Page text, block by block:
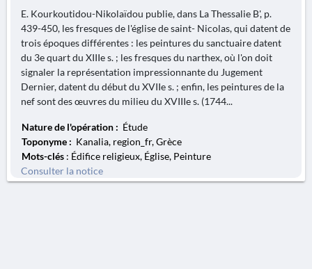
E. Kourkoutidou-Nikolaïdou publie, dans La Thessalie B', p.
439-450, les fresques de l'église de saint- Nicolas, qui datent de
trois époques différentes : les peintures du sanctuaire datent
du 3e quart du XIIIe s. ; les fresques du narthex, où l'on doit
signaler la représentation impressionnante du Jugement
Dernier, datent du début du XVIIe s. ; enfin, les peintures de la
nef sont des œuvres du milieu du XVIIIe s. (1744...
Nature de l'opération : Étude
Toponyme : Kanalia, region_fr, Grèce
Mots-clés : Édifice religieux, Église, Peinture
Consulter la notice